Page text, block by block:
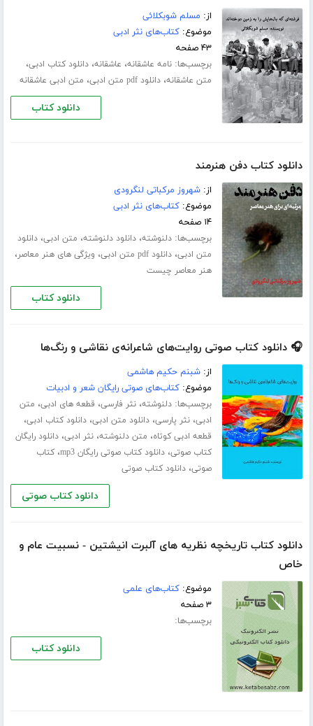
از: مسلم شوبکلائی
موضوع:کتاب‌های نثر ادبی
۴۳ صفحه
برچسب‌ها:نامه عاشقانه، عاشقانه،دانلود کتاب ادبی،
متن عاشقانه،دانلود pdf متن ادبی ، متن ادبی عاشقانه
دانلود کتاب
دانلود کتاب دفن هنرمند
از:شهروز مرکباتی لنگرودی
موضوع:کتاب‌های نثر ادبی
۱۴ صفحه
برچسب‌ها:دلنوشته،دانلود دلنوشته، متن ادبی،دانلود
متن ادبی،دانلود pdf متن ادبی ، ویژگی های هنر معاصر،
هنر معاصر چیست
دانلود کتاب
🎧 دانلود کتاب صوتی روایت‌های شاعرانه‌ی نقاشی و رنگ‌ها
از:شبنم حکیم هاشمی
موضوع:کتاب‌های صوتی رایگان شعر و ادبیات
برچسب‌ها:دلنوشته،نثر فارسی، قطعه های ادبی، متن
ادبی،نثر پارسی،دانلود متن ادبی،دانلود کتاب ادبی،
قطعه ادبی کوتاه، متن دلنوشته،نثر ادبی،دانلود رایگان
کتاب صوتی،دانلود کتاب صوتی رایگان mp3 ،کتاب
صوتی،دانلود کتاب صوتی
دانلود کتاب صوتی
دانلود کتاب تاریخچه نظریه های آلبرت انیشتین - نسبیت عام و
خاص
موضوع:کتاب‌های علمی
۳ صفحه
برچسب‌ها:
دانلود کتاب